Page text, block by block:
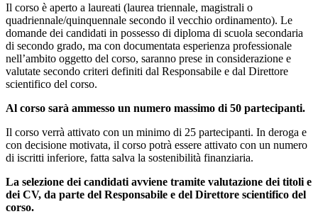
Il corso è aperto a laureati (laurea triennale, magistrali o
quadriennale/quinquennale secondo il vecchio ordinamento). Le
domande dei candidati in possesso di diploma di scuola secondaria
di secondo grado, ma con documentata esperienza professionale
nell’ambito oggetto del corso, saranno prese in considerazione e
valutate secondo criteri definiti dal Responsabile e dal Direttore
scientifico del corso.
Al corso sarà ammesso un numero massimo di 50 partecipanti.
Il corso verrà attivato con un minimo di 25 partecipanti. In deroga e
con decisione motivata, il corso potrà essere attivato con un numero
di iscritti inferiore, fatta salva la sostenibilità finanziaria.
La selezione dei candidati avviene tramite valutazione dei titoli e
dei CV, da parte del Responsabile e del Direttore scientifico del
corso.